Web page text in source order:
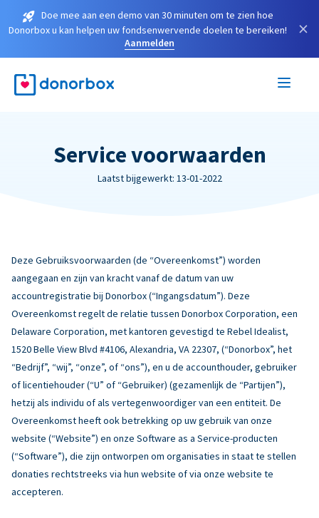
Doe mee aan een demo van 30 minuten om te zien hoe
Donorbox u kan helpen uw fondsenwervende doelen te bereiken!
Aanmelden
×
Service voorwaarden
Laatst bijgewerkt: 13-01-2022
Deze Gebruiksvoorwaarden (de “Overeenkomst”) worden
aangegaan en zijn van kracht vanaf de datum van uw
accountregistratie bij Donorbox (“Ingangsdatum”). Deze
Overeenkomst regelt de relatie tussen Donorbox Corporation, een
Delaware Corporation, met kantoren gevestigd te Rebel Idealist,
1520 Belle View Blvd #4106, Alexandria, VA 22307, (“Donorbox”, het
“Bedrijf”, “wij”, “onze”, of “ons”), en u de accounthouder, gebruiker
of licentiehouder (“U” of “Gebruiker) (gezamenlijk de “Partijen”),
hetzij als individu of als vertegenwoordiger van een entiteit. De
Overeenkomst heeft ook betrekking op uw gebruik van onze
website (“Website”) en onze Software as a Service-producten
(“Software”), die zijn ontworpen om organisaties in staat te stellen
donaties rechtstreeks via hun website of via onze website te
accepteren.